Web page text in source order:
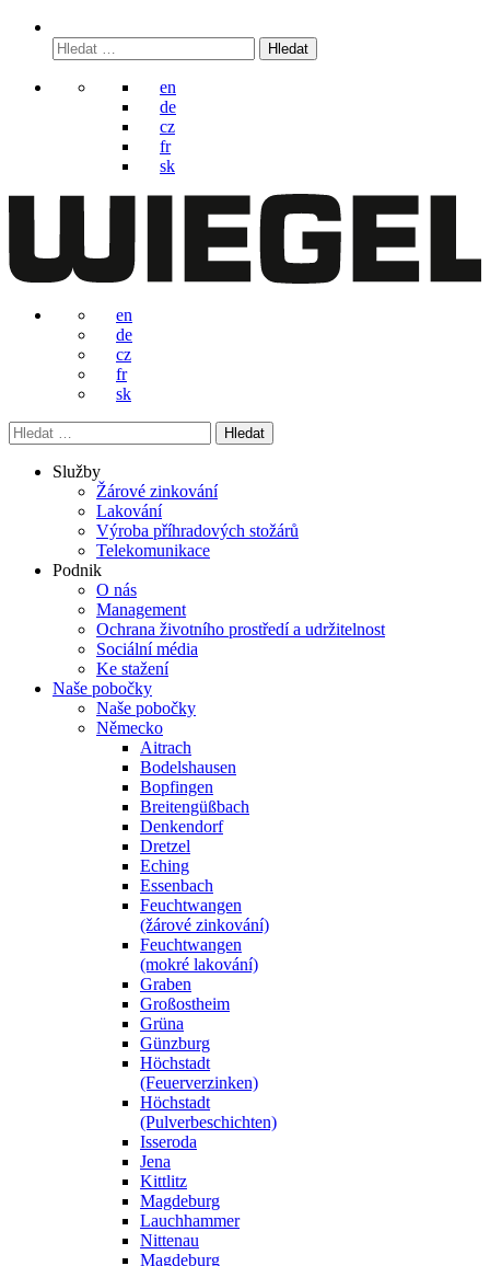
Vyhledávání
en
de
cz
fr
sk
en
de
cz
fr
sk
Vyhledávání
Služby
Žárové zinkování
Lakování
Výroba příhradových stožárů
Telekomunikace
Podnik
O nás
Management
Ochrana životního prostředí a udržitelnost
Sociální média
Ke stažení
Naše pobočky
Naše pobočky
Německo
Aitrach
Bodelshausen
Bopfingen
Breitengüßbach
Denkendorf
Dretzel
Eching
Essenbach
Feuchtwangen
(žárové zinkování)
Feuchtwangen
(mokré lakování)
Graben
Großostheim
Grüna
Günzburg
Höchstadt
(Feuerverzinken)
Höchstadt
(Pulverbeschichten)
Isseroda
Jena
Kittlitz
Magdeburg
Lauchhammer
Nittenau
Magdeburg